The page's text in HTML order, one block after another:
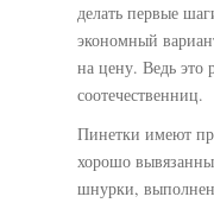
делать первые
экономный
на цену. Ведь это
соотечественниц.
Пинетки имеют
хорошо
шнурки,